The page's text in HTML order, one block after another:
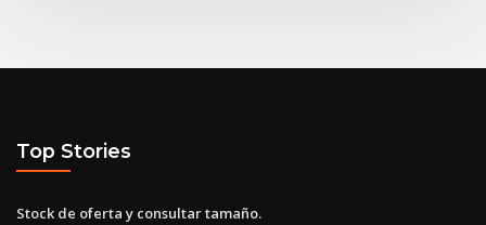
Top Stories
Stock de oferta y consultar tamaño.